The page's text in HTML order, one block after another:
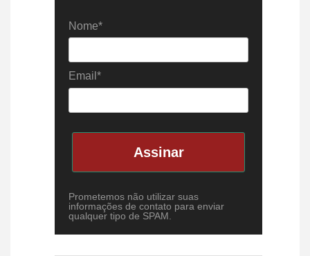
Nome*
Email*
Assinar
Prometemos não utilizar suas
informações de contato para enviar
qualquer tipo de SPAM.